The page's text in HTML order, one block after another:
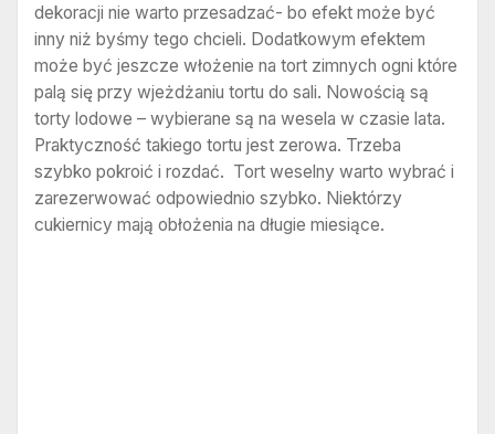
dekoracji nie warto przesadzać- bo efekt może być
inny niż byśmy tego chcieli. Dodatkowym efektem
może być jeszcze włożenie na tort zimnych ogni które
palą się przy wjeżdżaniu tortu do sali. Nowością są
torty lodowe – wybierane są na wesela w czasie lata.
Praktyczność takiego tortu jest zerowa. Trzeba
szybko pokroić i rozdać. Tort weselny warto wybrać i
zarezerwować odpowiednio szybko. Niektórzy
cukiernicy mają obłożenia na długie miesiące.